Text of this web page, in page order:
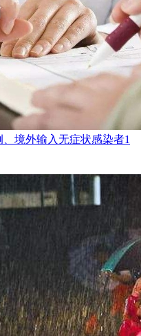
境外输入无症状感染者1